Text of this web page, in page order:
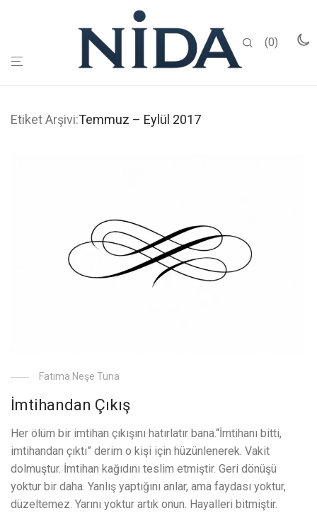
0
Etiket Arşivi:Temmuz – Eylül 2017
Fatıma Neşe Tuna
İmtihandan Çıkış
Her ölüm bir imtihan çıkışını hatırlatır bana.“İmtihanı bitti,
imtihandan çıktı” derim o kişi için hüzünlenerek. Vakit
dolmuştur. İmtihan kağıdını teslim etmiştir. Geri dönüşü
yoktur bir daha. Yanlış yaptığını anlar, ama faydası yoktur,
düzeltemez. Yarını yoktur artık onun. Hayalleri bitmiştir.